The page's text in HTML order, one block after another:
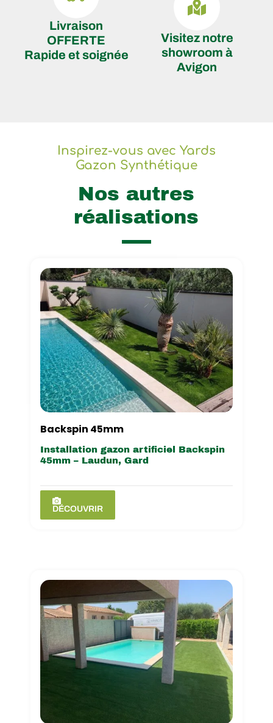
Livraison
OFFERTE
Rapide et soignée
Visitez notre
showroom à
Avigon
Inspirez-vous avec Yards
Gazon Synthétique
Nos autres
réalisations
Backspin 45mm
Installation gazon artificiel Backspin
45mm – Laudun, Gard
DÉCOUVRIR